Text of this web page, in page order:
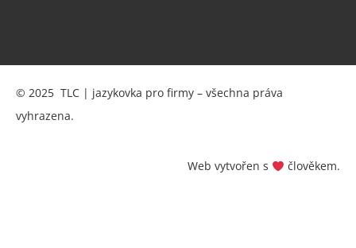
© 2025 TLC | jazykovka pro firmy – všechna práva
vyhrazena.
Web vytvořen s člověkem.